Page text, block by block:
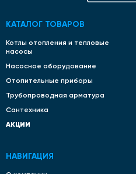
КАТАЛОГ ТОВАРОВ
Котлы отопления и тепловые
насосы
Насосное оборудование
Отопительные приборы
Трубопроводная арматура
Сантехника
АКЦИИ
НАВИГАЦИЯ